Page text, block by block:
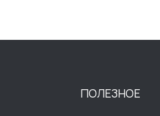
ПОЛЕЗНОЕ